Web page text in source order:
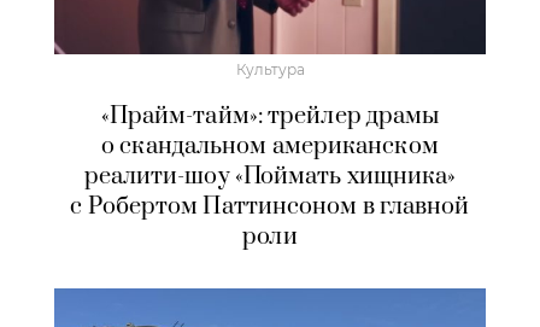
Культура
«Прайм-тайм»: трейлер драмы
о скандальном американском
реалити-шоу «Поймать хищника»
с Робертом Паттинсоном в главной
роли